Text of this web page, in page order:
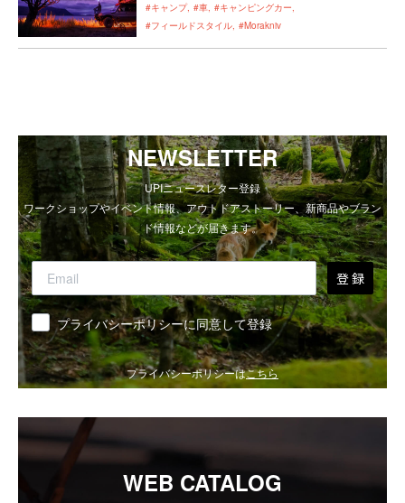
#キャンプ #車 #キャンピングカー
#フィールドスタイル #Morakniv
NEWSLETTER
UPIニュースレター登録
ワークショップやイベント情報、アウトドアストーリー、新商品やブラン
ド情報などが届きます。
登 録
同意 プライバシーポリシーに同意して登録
プライバシーポリシーはこちら
WEB CATALOG